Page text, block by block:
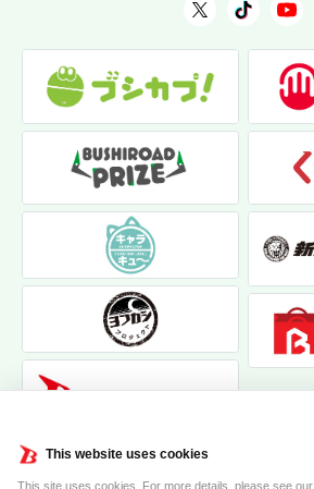
This website uses cookies
This site uses cookies. For more details, please see our